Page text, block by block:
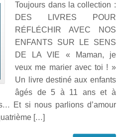
Toujours dans la collection :
DES LIVRES POUR
RÉFLÉCHIR AVEC NOS
ENFANTS SUR LE SENS
DE LA VIE « Maman, je
veux me marier avec toi ! »
Un livre destiné aux enfants
âgés de 5 à 11 ans et à
Et si nous parlions d’amour
[…]